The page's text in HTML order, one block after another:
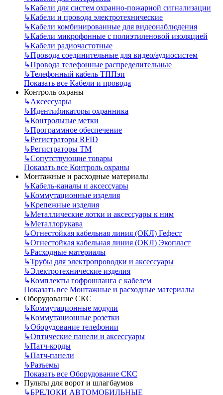
↳Кабели для систем охранно-пожарной сигнализации
↳Кабели и провода электротехнические
↳Кабели комбинированные для видеонаблюдения
↳Кабели микрофонные с полиэтиленовой изоляцией
↳Кабели радиочастотные
↳Провода соединительные для видео/аудиосистем
↳Провода телефонные распределительные
↳Телефонный кабель ТППэп
Показать все Кабели и провода
Контроль охраны
↳Аксессуары
↳Идентификаторы охранника
↳Контрольные метки
↳Программное обеспечение
↳Регистраторы RFID
↳Регистраторы ТМ
↳Сопутствующие товары
Показать все Контроль охраны
Монтажные и расходные материалы
↳Кабель-каналы и аксессуары
↳Коммутационные изделия
↳Крепежные изделия
↳Металлические лотки и аксессуары к ним
↳Металлорукава
↳Огнестойкая кабельная линия (ОКЛ) Гефест
↳Огнестойкая кабельная линия (ОКЛ) Экопласт
↳Расходные материалы
↳Трубы для электропроводки и аксессуары
↳Электротехнические изделия
↳Комплекты гофрошланга с кабелем
Показать все Монтажные и расходные материалы
Оборудование СКС
↳Коммутационные модули
↳Коммутационные розетки
↳Оборудование телефонии
↳Оптические панели и аксессуары
↳Патч-корды
↳Патч-панели
↳Разъемы
Показать все Оборудование СКС
Пульты для ворот и шлагбаумов
↳БРЕЛОКИ АВТОМОБИЛЬНЫЕ